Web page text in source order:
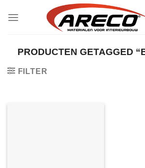
naar
PRODUCTEN GETAGGED
FILTER